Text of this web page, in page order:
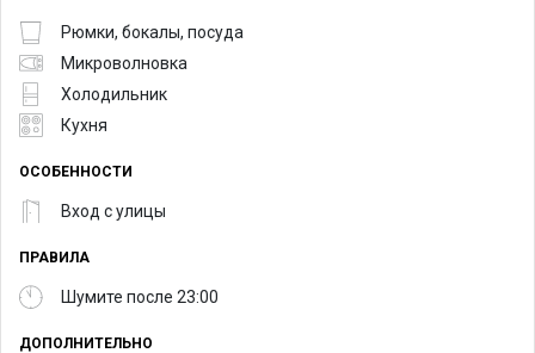
Рюмки, бокалы, посуда
Микроволновка
Холодильник
Кухня
ОСОБЕННОСТИ
Вход с улицы
ПРАВИЛА
Шумите после 23:00
ДОПОЛНИТЕЛЬНО